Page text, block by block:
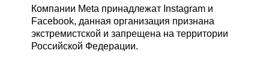
Компании Meta принадлежат Instagram и
Facebook, данная организация признана
экстремистской и запрещена на территории
Российской Федерации.